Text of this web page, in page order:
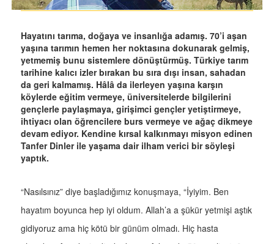
Hayatını tarıma, doğaya ve insanlığa adamış. 70’i aşan
yaşına tarımın hemen her noktasına dokunarak gelmiş,
yetmemiş bunu sistemlere dönüştürmüş. Türkiye tarım
tarihine kalıcı izler bırakan bu sıra dışı insan, sahadan
da geri kalmamış. Hâlâ da ilerleyen yaşına karşın
köylerde eğitim vermeye, üniversitelerde bilgilerini
gençlerle paylaşmaya, girişimci gençler yetiştirmeye,
ihtiyacı olan öğrencilere burs vermeye ve ağaç dikmeye
devam ediyor. Kendine kırsal kalkınmayı misyon edinen
Tanfer Dinler ile yaşama dair ilham verici bir söyleşi
yaptık.
“Nasılsınız” diye başladığımız konuşmaya, “İyiyim. Ben
hayatım boyunca hep iyi oldum. Allah’a a şükür yetmişi aştık
gidiyoruz ama hiç kötü bir günüm olmadı. Hiç hasta